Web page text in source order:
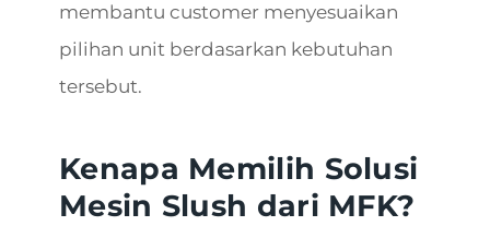
membantu customer menyesuaikan
pilihan unit berdasarkan kebutuhan
tersebut.
Kenapa Memilih Solusi
Mesin Slush dari MFK?